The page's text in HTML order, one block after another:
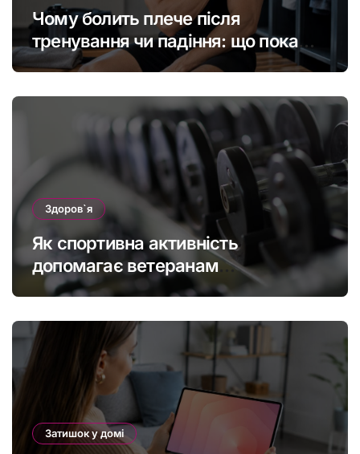
Чому болить плече після
тренування чи падіння: що покаже
МРТ суглоба
Здоров`я
Як спортивна активність
допомагає ветеранам
підтримувати фізичну форму та
Затишок у домі